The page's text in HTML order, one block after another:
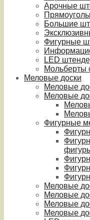
Арочные
Большие
Фигурные
LED
Мольберты
Меловые доски
Меловые
Меловые
Фигурные
Меловые
Меловые
Меловые
Меловые